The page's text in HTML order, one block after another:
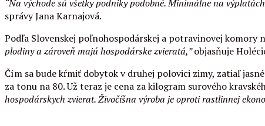
“Na východe sú všetky podniky podobné. Minimálne na
správy Jana Karnajová.
Podľa Slovenskej poľnohospodárskej a potravinovej komory
plodiny a zároveň majú hospodárske zvieratá,”objasňuje
Čím sa bude kŕmiť dobytok v druhej polovici zimy, zatiaľ
za tonu na 80. Už teraz je cena za kilogram surového
hospodárskych zvierat. Živočíšna výroba je oproti rastlinnej